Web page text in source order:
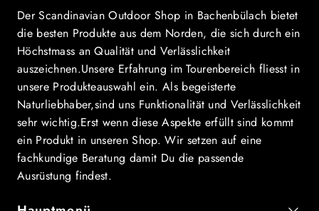
Der Scandinavian Outdoor Shop in Bachenbülach bietet
die besten Produkte aus dem Norden, die sich durch ein
Höchstmass an Qualität und Verlässlichkeit
auszeichnen.Unsere Erfahrung im Tourenbereich fliesst in
unsere Produkteauswahl ein. Als begeisterte
Naturliebhaber,sind uns Funktionalität und Verlässlichkeit
sehr wichtig.Erst wenn diese Aspekte erfüllt sind kommt
ein Produkt in unseren Shop. Wir setzen auf eine
fachkundige Beratung damit Du die passende
Ausrüstung findest.